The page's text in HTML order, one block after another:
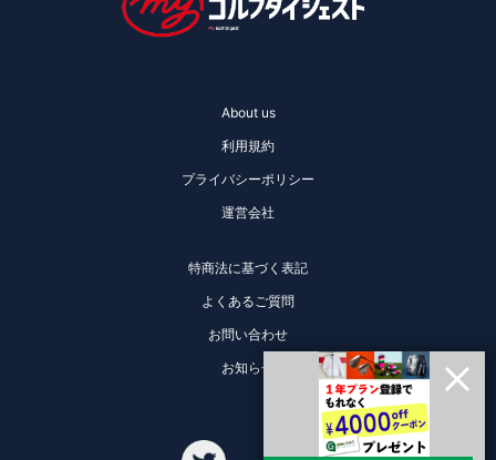
About us
利用規約
プライバシーポリシー
運営会社
特商法に基づく表記
よくあるご質問
お問い合わせ
お知らせ